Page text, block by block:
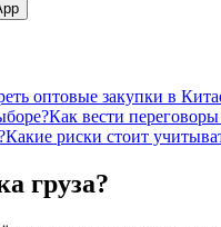
оптовые закупки в
Как вести
Какие риски стоит
груза?